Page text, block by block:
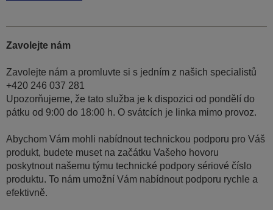
Zavolejte nám
Zavolejte nám a promluvte si s jedním z našich specialistů
+420 246 037 281
Upozorňujeme, že tato služba je k dispozici od pondělí do
pátku od 9:00 do 18:00 h. O svátcích je linka mimo provoz.
Abychom Vám mohli nabídnout technickou podporu pro Váš
produkt, budete muset na začátku Vašeho hovoru
poskytnout našemu týmu technické podpory sériové číslo
produktu. To nám umožní Vám nabídnout podporu rychle a
efektivně.